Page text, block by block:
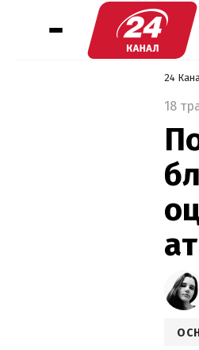
24
18